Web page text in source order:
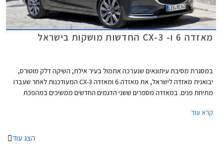
מאזדה 6 ו- CX-3 החדשות מושקות בישראל
במסגרת מסיבת עיתונאים שנערכה אתמול בעיר אילת, השיקה דלק מוטורס,
יבואנית מאזדה לישראל, את מאזדה 6 ומאזדה CX-3 המעודכנות לאחר שעברו
מתיחת פנים. במאזדה מספרים ששני הדגמים החדשים ממשיכים במהפכת
קרא עוד
הצג עוד